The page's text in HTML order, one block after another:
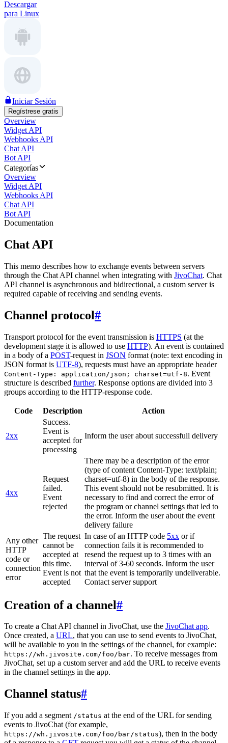
Descargar
para Linux
Iniciar Sesión
Regístrese gratis
Overview
Widget API
Webhooks API
Chat API
Bot API
Categorías
Overview
Widget API
Webhooks API
Chat API
Bot API
Documentation
Chat API
This memo describes how to exchange events between servers
through the Chat API channel when integrating with JivoChat. Chat
API channel is asynchronous and bidirectional, a custom server is
required capable of receiving and sending events.
Channel protocol#
Transport protocol for the event transmission is HTTPS (at the
development stage it is allowed to use HTTP). An event is contained
in a body of a POST-request in JSON format (note: text encoding in
JSON format is UTF-8), requests must have an appropriate header
Content-Type: application/json; charset=utf-8. Event
structure is described further. Response options are divided into 3
groups according to the HTTP-response code.
Code Description Action
2xx
Success.
Event is
accepted for
processing
Inform the user about successfull delivery
4xx
Request
failed.
Event
rejected
There may be a description of the error
(type of content Content-Type: text/plain;
charset=utf-8) in the body of the response.
This event should not be resubmitted. It is
necessary to find and correct the error of
the program or channel settings that led to
the error. Inform the user about the event
delivery failure
Any other
HTTP
code or
connection
error
The request
cannot be
accepted at
this time.
Event is not
accepted
In case of an HTTP code 5xx or if
connection fails it is recommended to
resend the request up to 3 times with an
interval of 3-60 seconds. Inform the user
that the event is temporarily undeliverable.
Contact server support
Creation of a channel#
To create a Chat API channel in JivoChat, use the JivoChat app.
Once created, a URL, that you can use to send events to JivoChat,
will be available to you in the settings of the channel, for example:
https://wh.jivosite.com/foo/bar. To receive messages from
JivoChat, set up a custom server and add the URL to receive events
in the channel settings in the app.
Channel status#
If you add a segment /status at the end of the URL for sending
events to JivoChat (for example,
https://wh.jivosite.com/foo/bar/status), then in the body